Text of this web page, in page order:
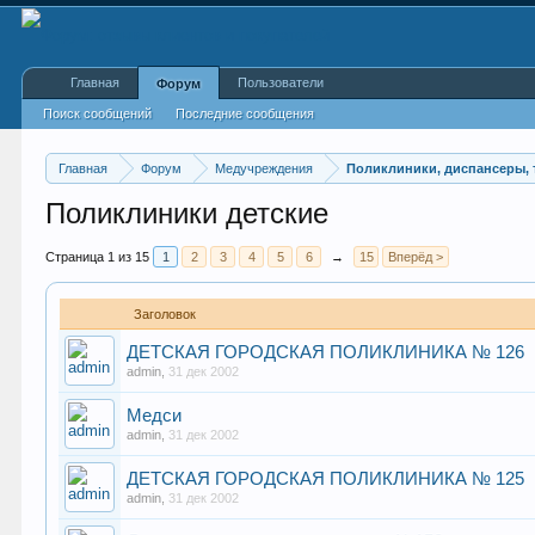
Главная Форум Медучреждения Поликлиники, диспансеры,
Поликлиники детские
Страница 1 из 15 1 2 3 4 5 6 → 15 Вперёд >
Заголовок
ДЕТСКАЯ ГОРОДСКАЯ ПОЛИКЛИНИКА № 126
admin 31 дек 2002
Медси
admin 31 дек 2002
ДЕТСКАЯ ГОРОДСКАЯ ПОЛИКЛИНИКА № 125
admin 31 дек 2002
Главная Форум
Поиск сообщений Последние сообщения
Пользователи